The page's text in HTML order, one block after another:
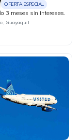
OFERTA ESPECIAL
3 meses sin intereses.
Guayaquil